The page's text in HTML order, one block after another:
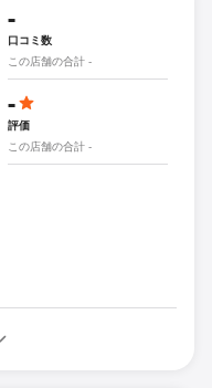
-
口コミ数
この店舗の合計 -
-
評価
この店舗の合計 -